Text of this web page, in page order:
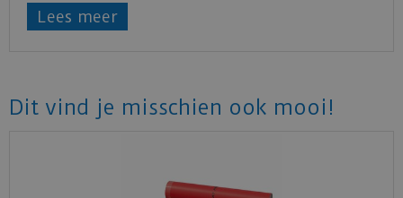
lagen kent de beschermfolie een extreem hoge
ondergrond en geschikt voor laminaat, PVC klik
Lees meer
Dit vind je misschien ook mooi!